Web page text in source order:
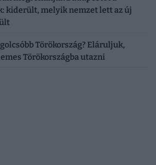
kiderült, melyik nemzet lett az új
Törökország? Eláruljuk,
Törökországba utazni